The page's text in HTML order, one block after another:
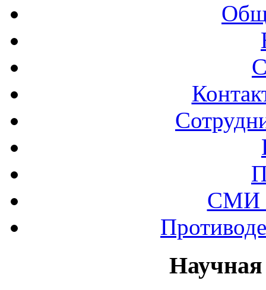
СМИ
Научная